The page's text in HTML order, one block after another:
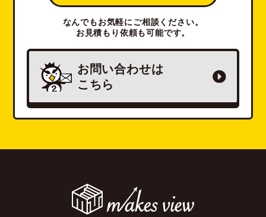
なんでもお気軽にご相談ください。
お見積もり依頼も可能です。
お問い合わせは
こちら